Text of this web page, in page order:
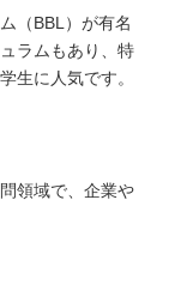
（BBL）が有名
ラムもあり、特
生に人気です。
領域で、企業や